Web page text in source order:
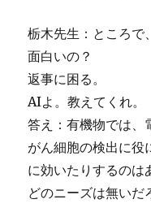
栃木先生：ところで
面白いの？
返事に困る。
AIよ。教えてくれ。
答え：有機物では、
がん細胞の検出に役
に効いたりするのは
どのニーズは無いだ